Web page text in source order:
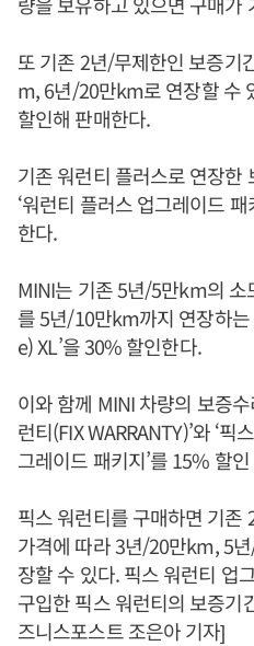
또 기존 2년/무제한인 보증
m, 6년/20만km로 연장할 수
할인해 판매한다.
기존 워런티 플러스로 연장한
‘워런티 플러스 업그레이드
한다.
MINI는 기존 5년/5만km의 소
를 5년/10만km까지 연장하
e) XL’을 30% 할인한다.
이와 함께 MINI 차량의 보증
런티(FIX WARRANTY)’와 ‘픽
그레이드 패키지’를 15% 할
픽스 워런티를 구매하면 기
가격에 따라 3년/20만km, 5
장할 수 있다. 픽스 워런티 업
구입한 픽스 워런티의 보증기
즈니스포스트 조은아 기자]